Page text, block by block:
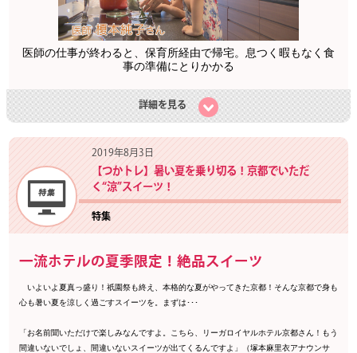
医師の仕事が終わると、保育所経由で帰宅。息つく暇もなく食
事の準備にとりかかる
詳細を見る
2019年8月3日
【つかトレ】暑い夏を乗り切る！京都でいただ
く“涼”スイーツ！
特集
一流ホテルの夏季限定！絶品スイーツ
いよいよ夏真っ盛り！祇園祭も終え、本格的な夏がやってきた京都！そんな京都で身も
心も暑い夏を涼しく過ごすスイーツを。まずは･･･
「お名前聞いただけで楽しみなんですよ。こちら、リーガロイヤルホテル京都さん！もう
間違いないでしょ、間違いないスイーツが出てくるんですよ」（塚本麻里衣アナウンサ